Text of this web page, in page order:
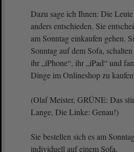
Dazu sage ich Ihnen: Die
anders entschieden. Sie
am Sonntag einkaufen gehen.
Sonntag auf dem Sofa,
ihr „iPhone“, ihr „iPad“ und
Dinge im Onlineshop zu
(Olaf Meister, GRÜNE: Das
Lange, Die Linke: Genau!)
Sie bestellen sich es am
individuell auf einem Sofa.